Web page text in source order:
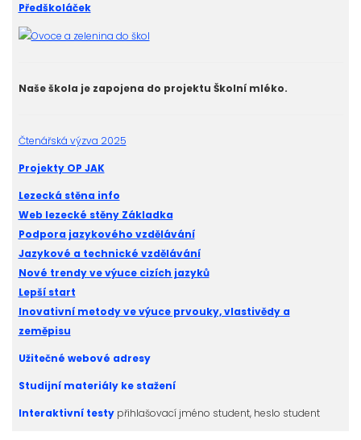
Předškoláček
Naše škola je zapojena do projektu Školní mléko.
Čtenářská výzva 2025
Projekty OP JAK
Lezecká stěna info
Web lezecké stěny Základka
Podpora jazykového vzdělávání
Jazykové a technické vzdělávání
Nové trendy ve výuce cizích jazyků
Lepší start
Inovativní metody ve výuce prvouky, vlastivědy a
zeměpisu
Užitečné webové adresy
Studijní materiály ke stažení
Interaktivní testypřihlašovací jméno student, heslo student